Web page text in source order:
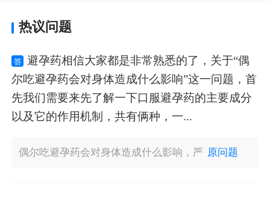
热议问题
答
避孕药相信大家都是非常熟悉的了，关于“偶
尔吃避孕药会对身体造成什么影响”这一问题，首
先我们需要来先了解一下口服避孕药的主要成分
以及它的作用机制，共有俩种，一...
偶尔吃避孕药会对身体造成什么影响，严 原问题